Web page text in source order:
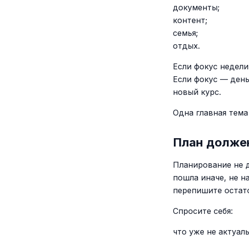
документы;
контент;
семья;
отдых.
Если фокус
Если фокус —
новый курс.
Одна главная
План
Планирование не
пошла иначе, не
перепишите
Спросите себя:
что уже не